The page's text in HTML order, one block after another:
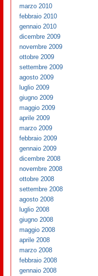
marzo 2010
febbraio 2010
gennaio 2010
dicembre 2009
novembre 2009
ottobre 2009
settembre 2009
agosto 2009
luglio 2009
giugno 2009
maggio 2009
aprile 2009
marzo 2009
febbraio 2009
gennaio 2009
dicembre 2008
novembre 2008
ottobre 2008
settembre 2008
agosto 2008
luglio 2008
giugno 2008
maggio 2008
aprile 2008
marzo 2008
febbraio 2008
gennaio 2008